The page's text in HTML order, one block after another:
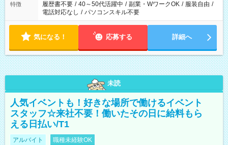
特徴 履歴書不要 / 40～50代活躍中 / 副業・WワークOK / 服装自由 /
電話対応なし / パソコンスキル不要
気になる！ 応募する 詳細へ
未読
人気イベントも！好きな場所で働けるイベント
スタッフ☆来社不要！働いたその日に給料もら
える日払い/T1
アルバイト 職種未経験OK